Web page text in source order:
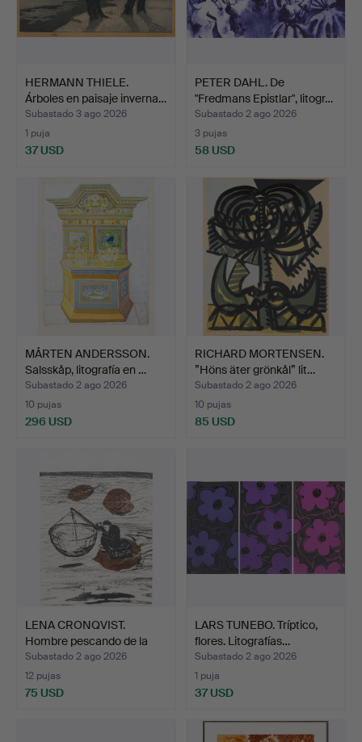
HERMANN THIELE.
Árboles en paisaje inverna…
Subastado 3 ago 2026
1 puja
37 USD
PETER DAHL. De
"Fredmans Epistlar", litogr…
Subastado 2 ago 2026
3 pujas
58 USD
MÅRTEN ANDERSSON.
Salsskåp, litografía en …
Subastado 2 ago 2026
10 pujas
296 USD
RICHARD MORTENSEN.
”Höns äter grönkål” lit…
Subastado 2 ago 2026
10 pujas
85 USD
LENA CRONQVIST.
Hombre pescando de la
carp…
Subastado 2 ago 2026
12 pujas
75 USD
LARS TUNEBO. Tríptico,
flores. Litografías…
Subastado 2 ago 2026
1 puja
37 USD